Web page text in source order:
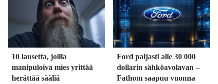
10 lausetta, joilla
manipuloiva mies yrittää
herättää sääliä
Ford paljasti alle 30 000
dollarin sähköavolavan –
Fathom saapuu vuonna